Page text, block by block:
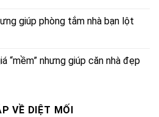
giúp phòng tắm nhà bạn lột
“mềm” nhưng giúp căn nhà đẹp
VỀ DIỆT MỐI